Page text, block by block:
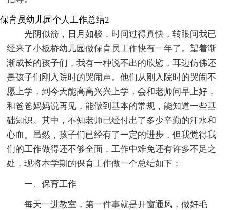
保育员幼儿园个人工作总结2
光阴似箭，日月如梭，时间过得真快，转眼间我已
经来了小板桥幼儿园做保育员工作快有一年了。望着渐
渐成长的孩子们，我有一种说不出的欣慰，耳边仿佛还
是孩子们刚入院时的哭闹声。他们从刚入院时的哭闹不
愿上学，到今天能高高兴兴上学，会和老师问早上好，
和爸爸妈妈说再见，能做到基本的常规，能知道一些基
础知识。其中，不知老师已经付出了多少辛勤的汗水和
心血。虽然，孩子们已经有了一定的进步，但我觉得我
们的工作做得还不够全面，工作中难免还有许多不足之
处，现将本学期的保育工作做一个总结如下：
一、保育工作
每天一进教室，第一件事就是开窗通风，做好毛